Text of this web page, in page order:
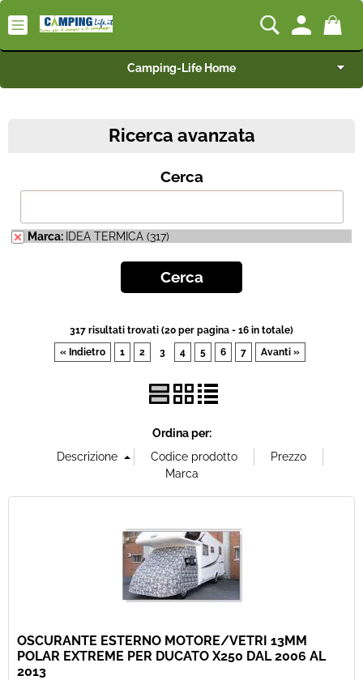
Camping-Life Home
Speciale Arredo
Campeggio e Giardino
BEST SELLER
Nautica
Offerte Del mese
Fineserie e Occasioni
Convenzioni
Veicoli Pronta consegna
Lavora Con Noi
Ricerca avanzata
Cerca
Marca: IDEA TERMICA (317)
317 risultati trovati (20 per pagina - 16 in totale)
« Indietro
1 2 3 4 5 6 7 Avanti »
Ordina per:
OSCURANTE ESTERNO MOTORE/VETRI 13MM
POLAR EXTREME PER DUCATO X250 DAL 2006 AL
2013